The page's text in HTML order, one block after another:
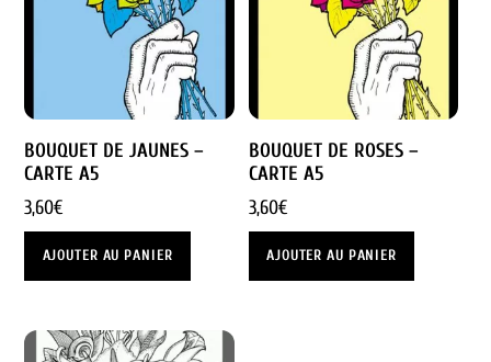
BOUQUET DE JAUNES –
CARTE A5
3,60€
AJOUTER AU PANIER
BOUQUET DE ROSES –
CARTE A5
3,60€
AJOUTER AU PANIER